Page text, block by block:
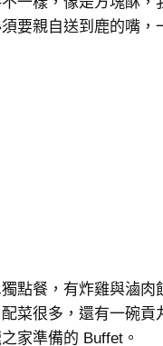
要親自送到鹿的嘴
點餐，有炸雞與滷
菜很多，還有一碗
家準備的 Buffet。